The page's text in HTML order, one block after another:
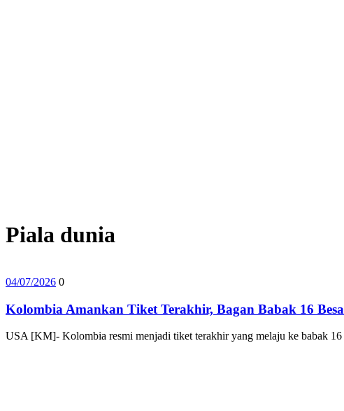
Piala dunia
04/07/2026 0
Kolombia Amankan Tiket Terakhir, Bagan Babak 16
USA [KM]- Kolombia resmi menjadi tiket terakhir yang melaju ke babak